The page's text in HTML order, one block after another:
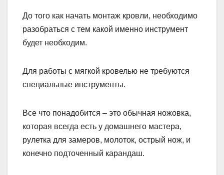
До того как начать монтаж кровли, необходимо
разобраться с тем какой именно инструмент
будет необходим.
Для работы с мягкой кровелью не требуются
специальные инструменты.
Все что понадобится – это обычная ножовка,
которая всегда есть у домашнего мастера,
рулетка для замеров, молоток, острый нож, и
конечно подточенный карандаш.